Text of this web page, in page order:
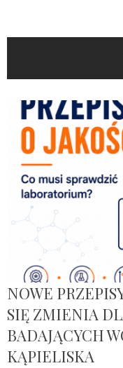
NOWE
SIĘ ZMIENIA
BADAJĄCYCH
KĄPIELISKA